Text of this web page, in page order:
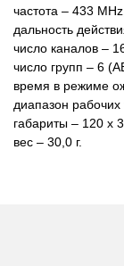
частота – 433
дальность
число каналов –
число групп – 6
время в режиме
диапазон
габариты – 120 х
вес – 30,0 г.